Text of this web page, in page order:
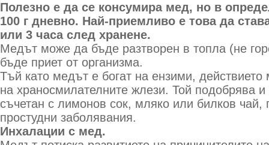
Полезно е да се консумира мед, но в
100 г дневно. Най-приемливо е това да
или 3 часа след хранене.
Медът може да бъде разтворен в топла (не
бъде приет от организма.
Тъй като медът е богат на ензими,
на храносмилателните жлези. Той подобрява
съчетан с лимонов сок, мляко или билков
простудни заболявания.
Инхалации с мед.